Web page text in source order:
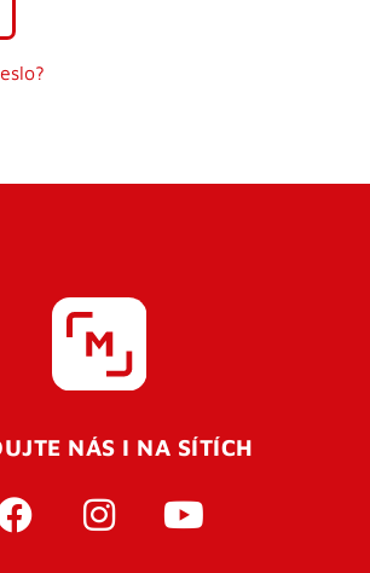
registrace je potřeba
adresu. Po úspěšném odeslání
NÁS I NA SÍTÍCH